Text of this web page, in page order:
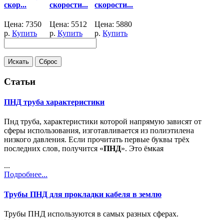
скор...
Цена: 7350
р. Купить
скорости...
Цена: 5512
р. Купить
скорости...
Цена: 5880
р. Купить
Статьи
ПНД труба характеристики
Пнд труба, характеристики которой напрямую зависят от
сферы использования, изготавливается из полиэтилена
низкого давления. Если прочитать первые буквы трёх
последних слов, получится «ПНД». Это ёмкая
...
Подробнее...
Трубы ПНД для прокладки кабеля в землю
Трубы ПНД используются в самых разных сферах.